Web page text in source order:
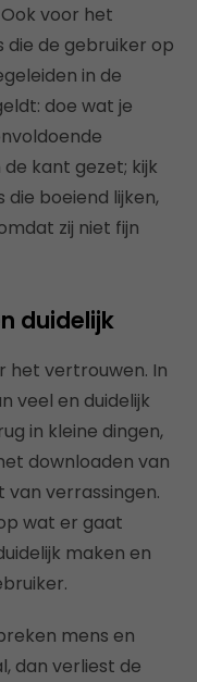
voor het
de gebruiker op
in de
doe wat je
kant gezet; kijk
boeiend lijken,
zij niet fijn
duidelijk
het vertrouwen. In
veel en duidelijk
in kleine dingen,
downloaden van
van verrassingen.
wat er gaat
maken en
mens en
dan verliest de